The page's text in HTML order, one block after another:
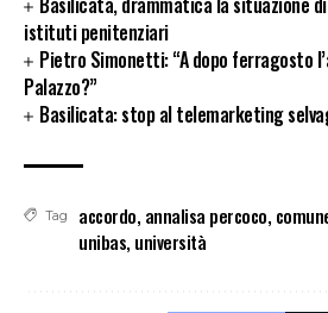
istituti penitenziari
Pietro Simonetti: “A dopo ferragosto
Palazzo?”
Basilicata: stop al telemarketing
Tag accordo, annalisa percoco,
unibas, università